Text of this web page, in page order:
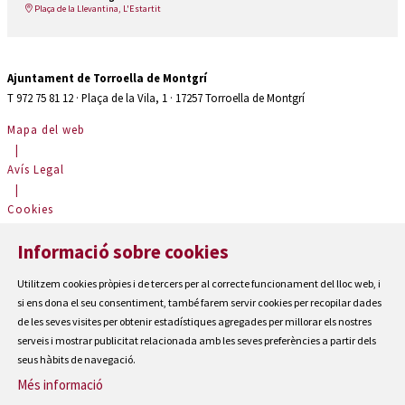
Plaça de la Llevantina, L'Estartit
Ajuntament de Torroella de Montgrí
T 972 75 81 12 · Plaça de la Vila, 1 · 17257 Torroella de Montgrí
Mapa del web
|
Avís Legal
|
Cookies
Contactar
Accessibilitat
Informació sobre cookies
Utilitzem cookies pròpies i de tercers per al correcte funcionament del lloc web, i
si ens dona el seu consentiment, també farem servir cookies per recopilar dades
de les seves visites per obtenir estadístiques agregades per millorar els nostres
serveis i mostrar publicitat relacionada amb les seves preferències a partir dels
seus hàbits de navegació.
Més informació